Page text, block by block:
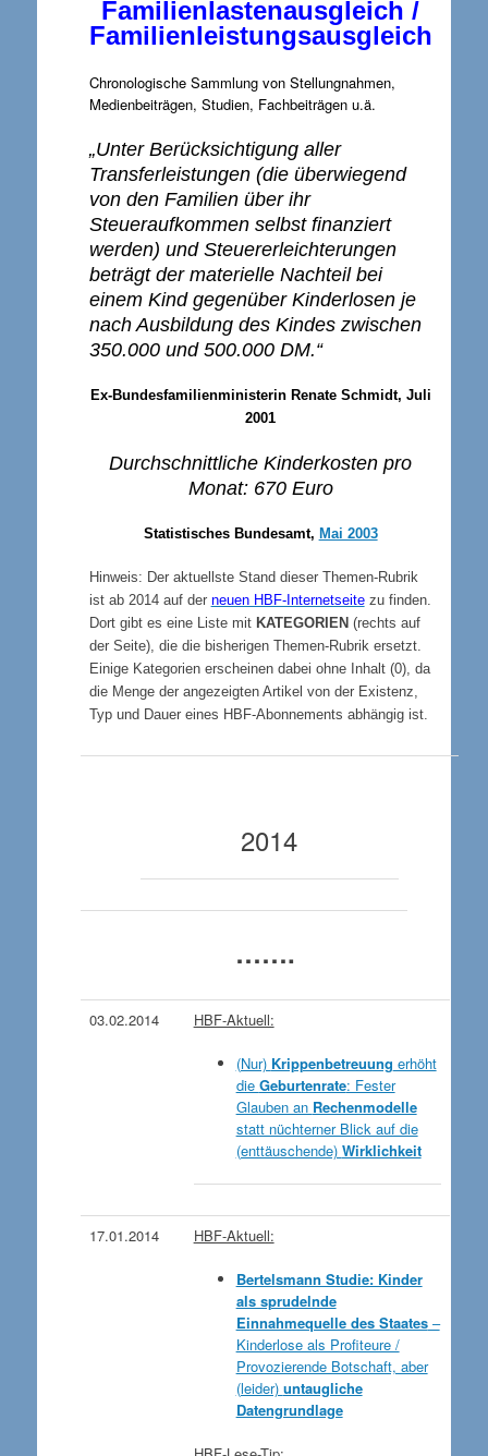
Familienlastenausgleich /
Familienleistungsausgleich
Chronologische Sammlung von Stellungnahmen,
Medienbeiträgen, Studien, Fachbeiträgen u.ä.
„Unter Berücksichtigung aller
Transferleistungen (die überwiegend
von den Familien über ihr
Steueraufkommen selbst finanziert
werden) und Steuererleichterungen
beträgt der materielle Nachteil bei
einem Kind gegenüber Kinderlosen je
nach Ausbildung des Kindes zwischen
350.000 und 500.000 DM.“
Ex-Bundesfamilienministerin Renate Schmidt, Juli
2001
Durchschnittliche Kinderkosten pro
Monat: 670 Euro
Statistisches Bundesamt, Mai 2003
Hinweis: Der aktuellste Stand dieser Themen-Rubrik
ist ab 2014 auf der neuen HBF-Internetseite zu finden.
Dort gibt es eine Liste mit KATEGORIEN (rechts auf
der Seite), die die bisherigen Themen-Rubrik ersetzt.
Einige Kategorien erscheinen dabei ohne Inhalt (0), da
die Menge der angezeigten Artikel von der Existenz,
Typ und Dauer eines HBF-Abonnements abhängig ist.
2014
…….
03.02.2014 HBF-Aktuell:
(Nur) Krippenbetreuung erhöht
die Geburtenrate: Fester
Glauben an Rechenmodelle
statt nüchterner Blick auf die
(enttäuschende) Wirklichkeit
17.01.2014 HBF-Aktuell:
Bertelsmann Studie: Kinder
als sprudelnde
Einnahmequelle des Staates–
Kinderlose als Profiteure /
Provozierende Botschaft, aber
(leider) untaugliche
Datengrundlage